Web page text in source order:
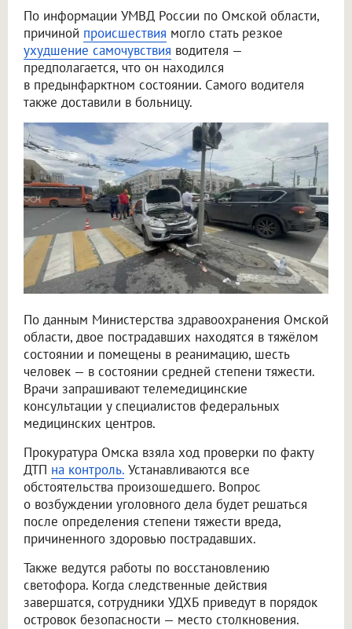
По информации УМВД России по Омской области,
причиной происшествия могло стать резкое
ухудшение самочувствия водителя —
предполагается, что он находился
в предынфарктном состоянии. Самого водителя
также доставили в больницу.
По данным Министерства здравоохранения Омской
области, двое пострадавших находятся в тяжёлом
состоянии и помещены в реанимацию, шесть
человек — в состоянии средней степени тяжести.
Врачи запрашивают телемедицинские
консультации у специалистов федеральных
медицинских центров.
Прокуратура Омска взяла ход проверки по факту
ДТП на контроль. Устанавливаются все
обстоятельства произошедшего. Вопрос
о возбуждении уголовного дела будет решаться
после определения степени тяжести вреда,
причиненного здоровью пострадавших.
Также ведутся работы по восстановлению
светофора. Когда следственные действия
завершатся, сотрудники УДХБ приведут в порядок
островок безопасности — место столкновения.